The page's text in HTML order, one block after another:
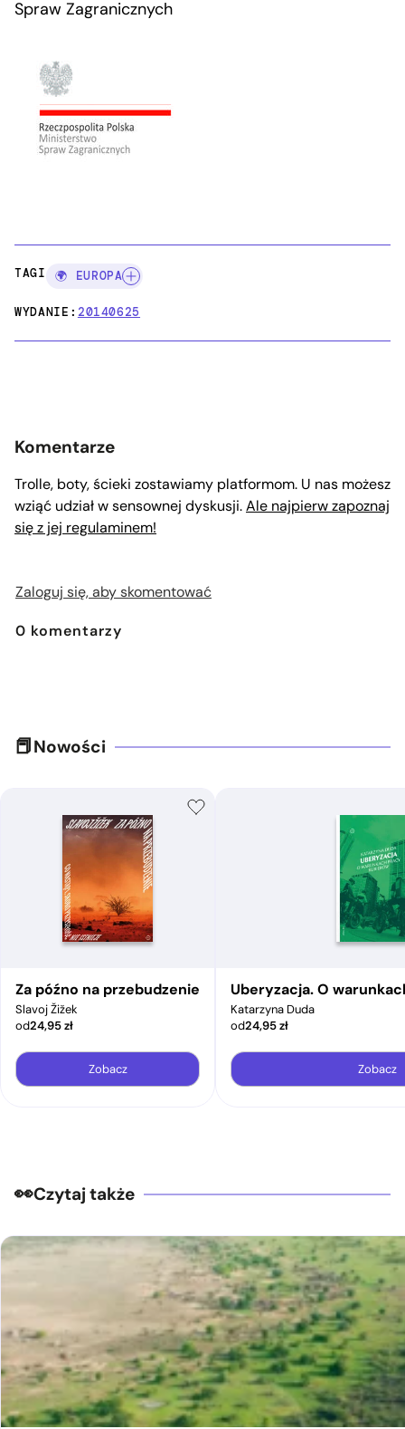
Spraw Zagranicznych
TAGI: 🌍 EUROPA
WYDANIE:20140625
Komentarze
Trolle, boty, ścieki zostawiamy platformom. U nas możesz
wziąć udział w sensownej dyskusji.Ale najpierw zapoznaj
się z jej regulaminem!
Zaloguj się, aby skomentować
0 komentarzy
Nowości
Za późno na przebudzenie
Slavoj Žižek
od24,95zł
Zobacz
Uberyzacja. O
Katarzyna Duda
od24,95zł
Zobacz
Czytaj także